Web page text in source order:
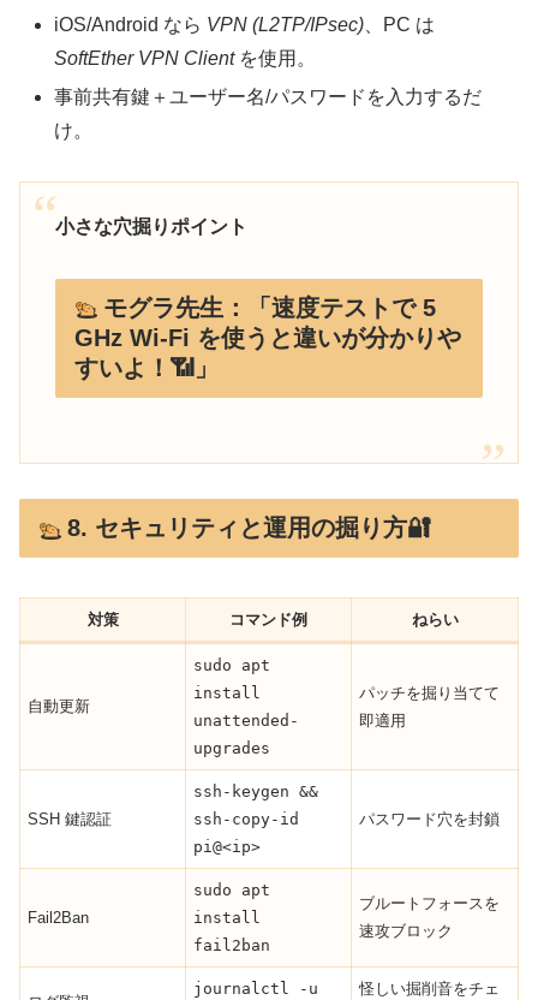
iOS/Android なら VPN (L2TP/IPsec)、PC は
SoftEther VPN Clientを使用。
事前共有鍵＋ユーザー名/パスワードを入力するだ
け。
小さな穴掘りポイント
モグラ先生：「速度テストで 5
GHz Wi-Fi を使うと違いが分かりや
すいよ！📶」
8. セキュリティと運用の掘り方🔐
対策 コマンド例 ねらい
自動更新
sudo apt
install
unattended-
upgrades
パッチを掘り当てて
即適用
SSH 鍵認証
ssh-keygen &&
ssh-copy-id
pi@<ip>
パスワード穴を封鎖
Fail2Ban
sudo apt
install
fail2ban
ブルートフォースを
速攻ブロック
journalctl -u 怪しい掘削音をチェ